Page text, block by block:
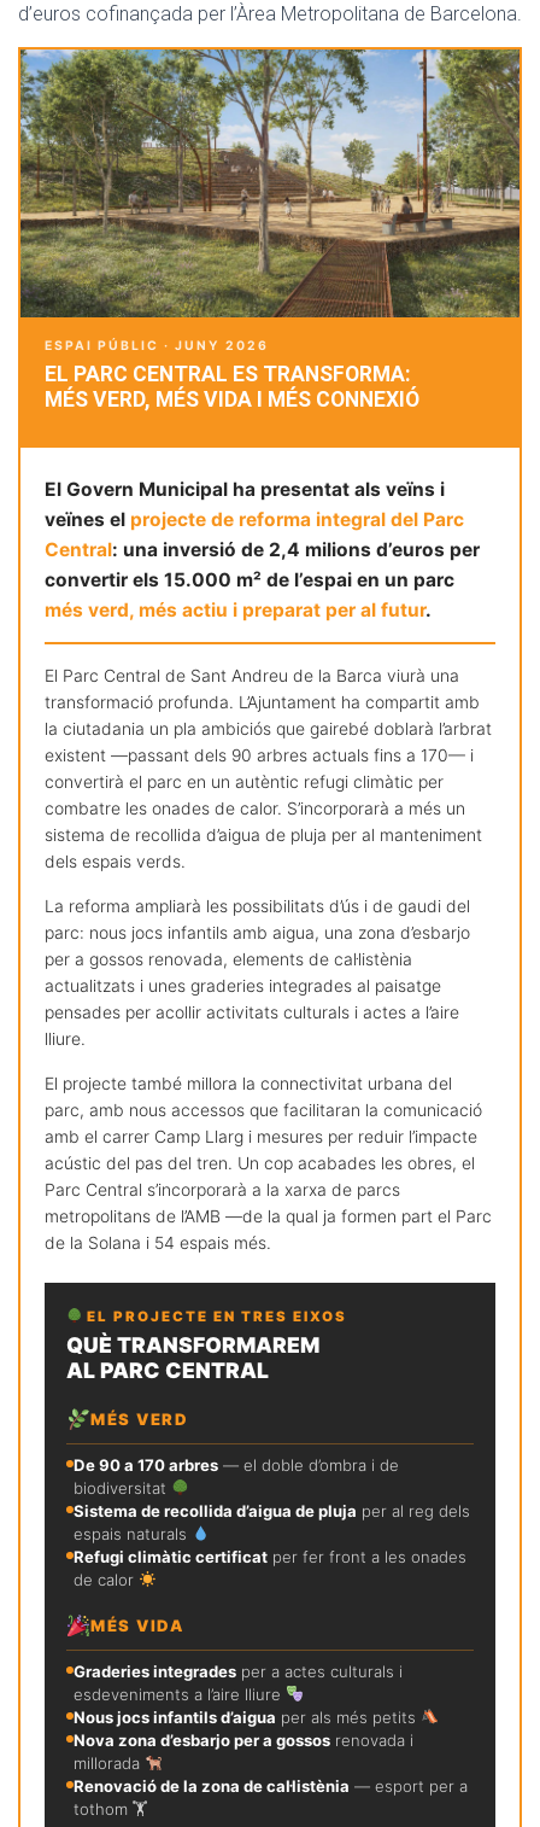
d’euros cofinançada per l’Àrea Metropolitana de Barcelona.
ESPAI PÚBLIC · JUNY 2026
EL PARC CENTRAL ES TRANSFORMA:
MÉS VERD, MÉS VIDA I MÉS CONNEXIÓ
El Govern Municipal ha presentat als veïns i
veïnes el projecte de reforma integral del Parc
Central: una inversió de 2,4 milions d’euros per
convertir els 15.000 m² de l’espai en un parc
més verd, més actiu i preparat per al futur.
El Parc Central de Sant Andreu de la Barca viurà una
transformació profunda. L’Ajuntament ha compartit amb
la ciutadania un pla ambiciós que gairebé doblarà l’arbrat
existent —passant dels 90 arbres actuals fins a 170— i
convertirà el parc en un autèntic refugi climàtic per
combatre les onades de calor. S’incorporarà a més un
sistema de recollida d’aigua de pluja per al manteniment
dels espais verds.
La reforma ampliarà les possibilitats d’ús i de gaudi del
parc: nous jocs infantils amb aigua, una zona d’esbarjo
per a gossos renovada, elements de cal·listènia
actualitzats i unes graderies integrades al paisatge
pensades per acollir activitats culturals i actes a l’aire
lliure.
El projecte també millora la connectivitat urbana del
parc, amb nous accessos que facilitaran la comunicació
amb el carrer Camp Llarg i mesures per reduir l’impacte
acústic del pas del tren. Un cop acabades les obres, el
Parc Central s’incorporarà a la xarxa de parcs
metropolitans de l’AMB —de la qual ja formen part el Parc
de la Solana i 54 espais més.
EL PROJECTE EN TRES EIXOS
QUÈ TRANSFORMAREM
AL PARC CENTRAL
MÉS VERD
De 90 a 170 arbres — el doble d’ombra i de
biodiversitat
Sistema de recollida d’aigua de pluja per al reg dels
espais naturals
Refugi climàtic certificat per fer front a les onades
de calor
MÉS VIDA
Graderies integrades per a actes culturals i
esdeveniments a l’aire lliure
Nous jocs infantils d’aigua per als més petits
Nova zona d’esbarjo per a gossos renovada i
millorada
Renovació de la zona de cal·listènia — esport per a
tothom 🏋️